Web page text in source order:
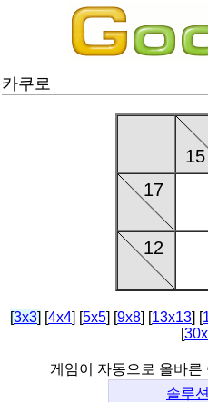
카쿠로
15
17
12
[3x3] [4x4] [5x5] [9x8] [13x13] [
[
게임이 자동으로 올바
솔루